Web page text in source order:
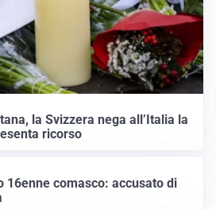
la Svizzera nega all’Italia la
ricorso
16enne comasco: accusato di